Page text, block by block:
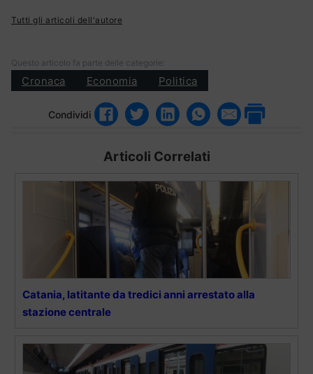
Tutti gli articoli dell'autore
Questo articolo fa parte delle categorie:
Cronaca Economia Politica
Condividi
Articoli Correlati
Catania, latitante da tredici anni arrestato alla
stazione centrale